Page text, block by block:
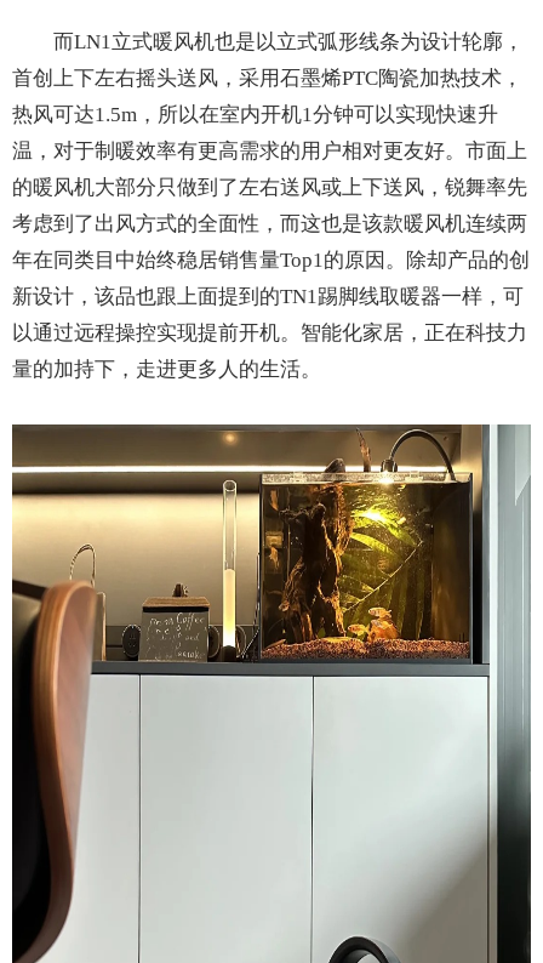
而LN1立式暖风机也是以立式弧形线条为设计轮廓，
首创上下左右摇头送风，采用石墨烯PTC陶瓷加热技术，
热风可达1.5m，所以在室内开机1分钟可以实现快速升
温，对于制暖效率有更高需求的用户相对更友好。市面上
的暖风机大部分只做到了左右送风或上下送风，锐舞率先
考虑到了出风方式的全面性，而这也是该款暖风机连续两
年在同类目中始终稳居销售量Top1的原因。除却产品的创
新设计，该品也跟上面提到的TN1踢脚线取暖器一样，可
以通过远程操控实现提前开机。智能化家居，正在科技力
量的加持下，走进更多人的生活。